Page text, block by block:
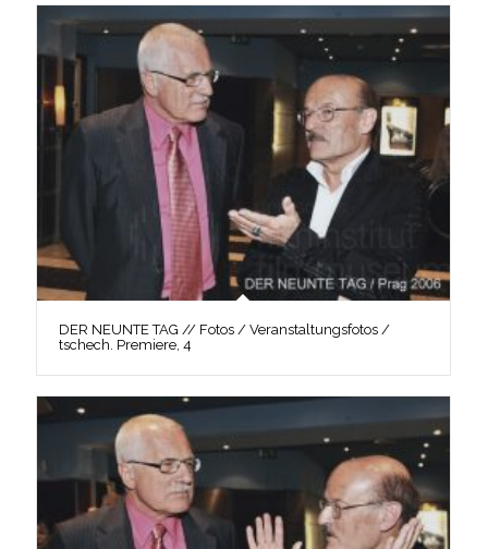
DER NEUNTE TAG // Fotos / Veranstaltungsfotos /
tschech. Premiere, 4